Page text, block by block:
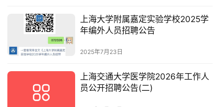
上海大学附属嘉定实验学校2025学
年编外人员招聘公告
2025年7月23日
上海交通大学医学院2026年工作人
员公开招聘公告(二)